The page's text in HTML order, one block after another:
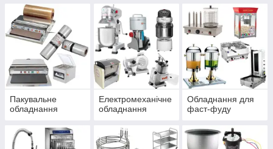
Пакувальне
обладнання
Електромеханічне
обладнання
Обладнання для
фаст-фуду